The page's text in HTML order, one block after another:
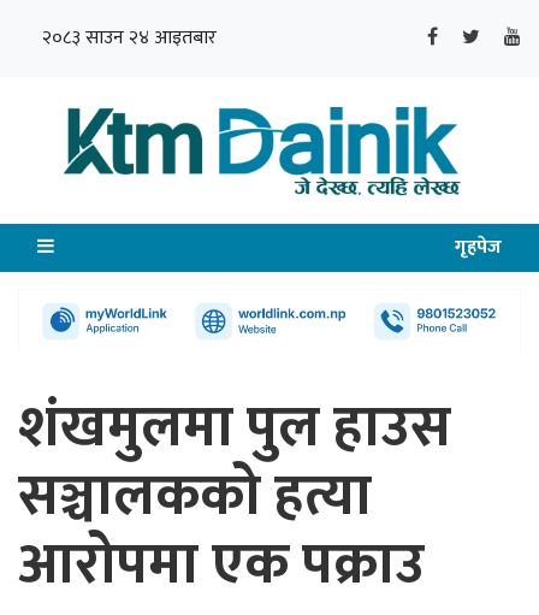
२०८३ साउन २४ आइतबार
गृहपेज
शंखमुलमा पुल हाउस
सञ्चालकको हत्या
आरोपमा एक पक्राउ